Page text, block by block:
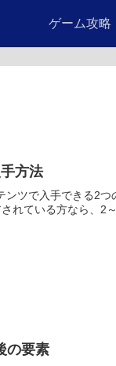
ゲーム攻略
方法
ツで入手できる2
れている方なら、2
の要素